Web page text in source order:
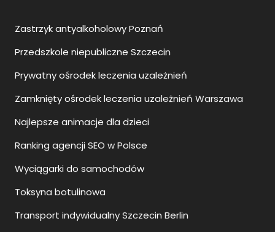
Prywatny ośrodek leczenia uzależnień
Zamknięty ośrodek leczenia uzależnień Warszawa
Najlepsze animacje dla dzieci
Ranking agencji SEO w Polsce
Wyciągarki do samochodów
Toksyna botulinowa
Transport indywidualny Szczecin Berlin
Kosmetyki do skóry atopowej
Wszywka alkoholowa jak wygląda?